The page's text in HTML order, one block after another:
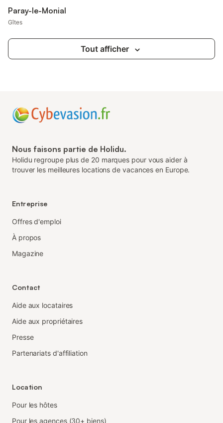
Paray-le-Monial
Gîtes
Tout afficher
Nous faisons partie de Holidu.
Holidu regroupe plus de 20 marques pour vous aider à
trouver les meilleures locations de vacances en Europe.
Entreprise
Offres d'emploi
À propos
Magazine
Contact
Aide aux locataires
Aide aux propriétaires
Presse
Partenariats d'affiliation
Location
Pour les hôtes
Pour les agences (30+ biens)